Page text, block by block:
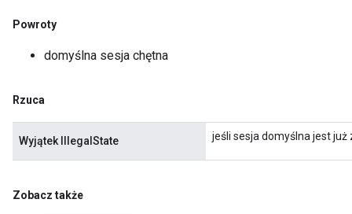
Powroty
domyślna sesja chętna
Rzuca
Wyjątek IllegalState jeśli sesja domyślna jest już
Zobacz także